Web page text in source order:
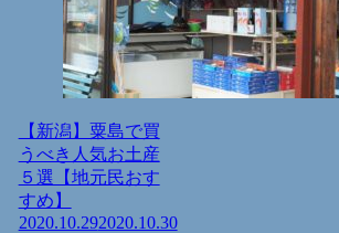
【新潟】粟島で買
うべき人気お土産
５選【地元民おす
すめ】
2020.10.292020.10.30